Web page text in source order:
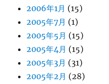
2006年1月 (15)
2005年7月 (1)
2005年5月 (15)
2005年4月 (15)
2005年3月 (31)
2005年2月 (28)